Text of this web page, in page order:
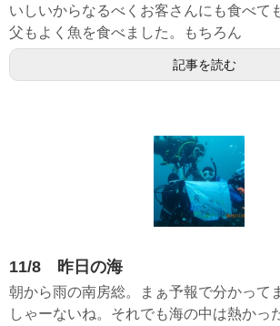
いしいからなるべくお客さんにも食べて
父もよく魚を食べました。もちろん
記事を読む
11/8 昨日の海
朝から雨の南房総。まぁ予報で分かって
しゃーないね。それでも海の中は熱かっ